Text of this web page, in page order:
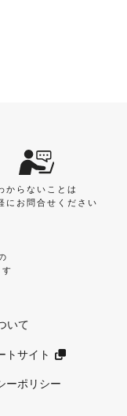
からないことは
にお問合せください
いて
トサイト
ーポリシー